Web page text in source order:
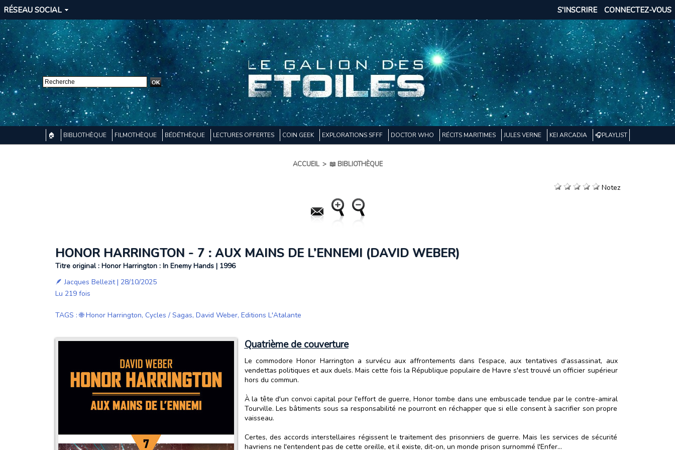
RÉSEAU SOCIAL CONNECTEZ-VOUS
S'INSCRIRE
🏠 BIBLIOTHÈQUE FILMOTHÈQUE BÉDÉTHÈQUE LECTURES OFFERTES COIN GEEK EXPLORATIONS SFFF DOCTOR WHO RÉCITS MARITIMES JULES VERNE KEI ARCADIA 🎧PLAYLIST
ACCUEIL > 📖 BIBLIOTHÈQUE
Notez
HONOR HARRINGTON - 7 : AUX MAINS DE L’ENNEMI (DAVID WEBER)
Titre original : Honor Harrington : In Enemy Hands | 1996
🪶Jacques Bellezit| 28/10/2025
Lu 219 fois
TAGS :🌐 Honor Harrington, Cycles / Sagas, David Weber, Editions L'Atalante
Quatrième de couverture
Le commodore Honor Harrington a survécu aux affrontements dans l'espace, aux tentatives d'assassinat, aux
vendettas politiques et aux duels. Mais cette fois la République populaire de Havre s'est trouvé un officier supérieur
hors du commun.
À la tête d'un convoi capital pour l'effort de guerre, Honor tombe dans une embuscade tendue par le contre-amiral
Tourville. Les bâtiments sous sa responsabilité ne pourront en réchapper que si elle consent à sacrifier son propre
vaisseau.
Certes, des accords interstellaires régissent le traitement des prisonniers de guerre. Mais les services de sécurité
havriens ne l'entendent pas de cette oreille, et il existe, dit-on, un monde prison surnommé l'Enfer…